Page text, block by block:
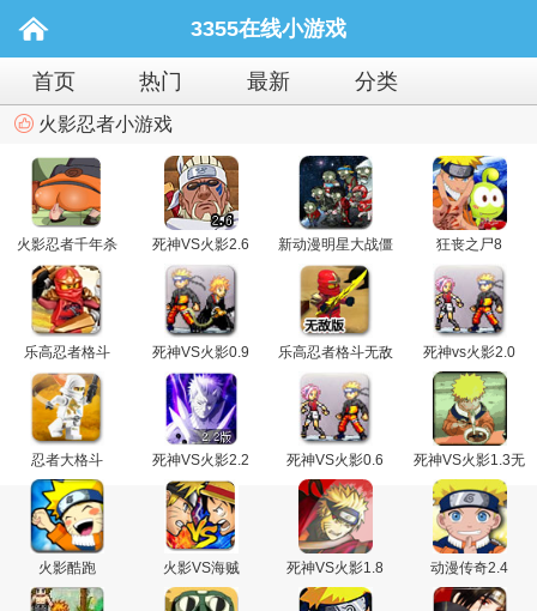
3355在线小游戏
首页 热门 最新 分类
火影忍者小游戏
火影忍者千年杀 死神VS火影2.6
新动漫明星大战僵
尸无敌版
狂丧之尸8
乐高忍者格斗 死神VS火影0.9
乐高忍者格斗无敌
版
死神vs火影2.0
忍者大格斗 死神VS火影2.2 死神VS火影0.6
死神VS火影1.3无
敌版
火影酷跑 火影VS海贼 死神VS火影1.8 动漫传奇2.4